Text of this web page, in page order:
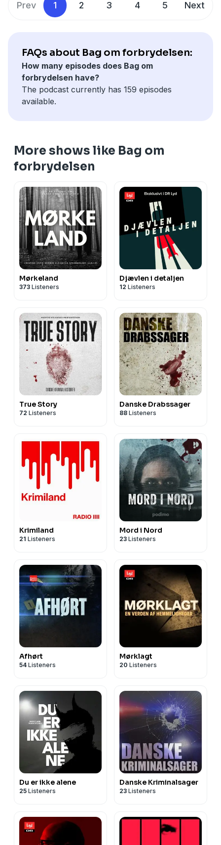
den første i en privat relation.
Lyddesign: Malte Keld Nielsen
Hosted on Acast. See acast.com/privacy for more
information.
Prev 1 2 3 4 5 Next
FAQs about Bag om forbrydelsen:
How many episodes does Bag om
forbrydelsen have?
The podcast currently has 159 episodes
available.
More shows like Bag om
forbrydelsen
Mørkeland
373 Listeners
Djævlen i detaljen
12 Listeners
True Story
72 Listeners
Danske Drabssager
88 Listeners
Krimiland
21 Listeners
Mord i Nord
23 Listeners
Afhørt
54 Listeners
Mørklagt
20 Listeners
Du er ikke alene
25 Listeners
Danske Kriminalsager
23 Listeners